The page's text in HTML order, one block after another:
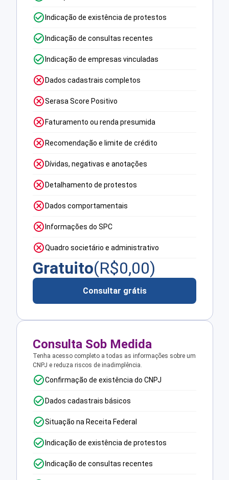
Indicação de existência de protestos
Indicação de consultas recentes
Indicação de empresas vinculadas
Dados cadastrais completos
Serasa Score Positivo
Faturamento ou renda presumida
Recomendação e limite de crédito
Dívidas, negativas e anotações
Detalhamento de protestos
Dados comportamentais
Informações do SPC
Quadro societário e administrativo
Gratuito(R$0,00)
Consultar grátis
Consulta Sob Medida
Tenha acesso completo a todas as informações sobre um
CNPJ e reduza riscos de inadimplência.
Confirmação de existência do CNPJ
Dados cadastrais básicos
Situação na Receita Federal
Indicação de existência de protestos
Indicação de consultas recentes